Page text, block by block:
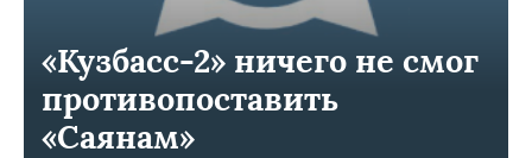
«Кузбасс-2» ничего не смог
противопоставить
«Саянам»